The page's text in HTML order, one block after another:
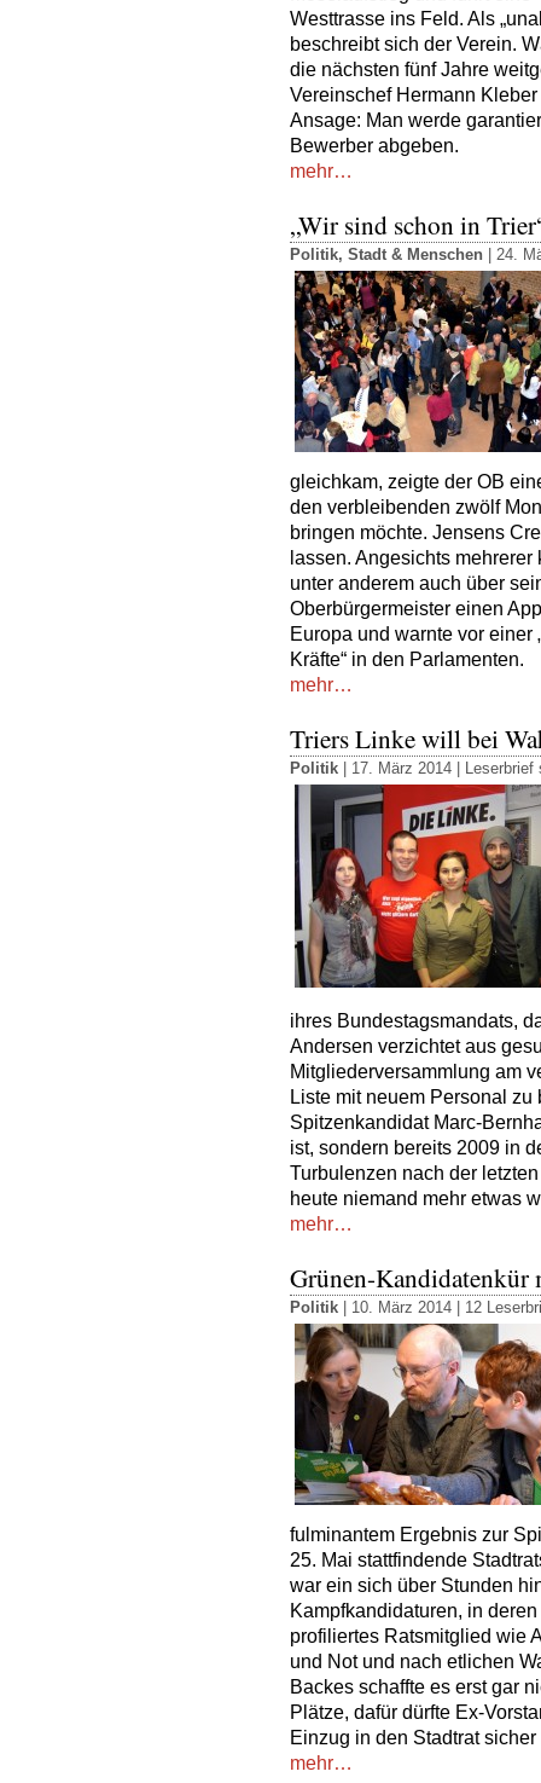
Westtrasse ins Feld. Als
beschreibt sich der Verein.
die nächsten fünf Jahre
Vereinschef Hermann
Ansage: Man werde
Bewerber abgeben.
mehr…
„Wir sind schon in
Politik, Stadt & Menschen | 24.
gleichkam, zeigte der OB
den verbleibenden zwölf
bringen möchte. Jensens
lassen. Angesichts
unter anderem auch über
Oberbürgermeister einen
Europa und warnte vor einer
Kräfte“ in den Parlamenten.
mehr…
Triers Linke will bei
Politik | 17. März 2014 | Leserbrief
ihres Bundestagsmandats,
Andersen verzichtet aus
Mitgliederversammlung am
Liste mit neuem Personal
Spitzenkandidat Marc-
ist, sondern bereits 2009 in
Turbulenzen nach der
heute niemand mehr etwas
mehr…
Grünen-Kandidatenkür
Politik | 10. März 2014 | 12
fulminantem Ergebnis zur
25. Mai stattfindende
war ein sich über Stunden
Kampfkandidaturen, in
profiliertes Ratsmitglied wie
und Not und nach etlichen
Backes schaffte es erst gar
Plätze, dafür dürfte Ex-
Einzug in den Stadtrat sicher
mehr…